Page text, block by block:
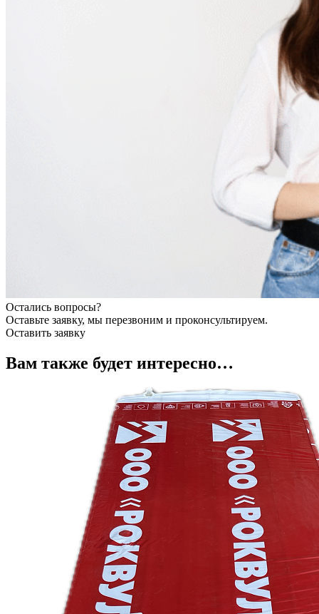
Остались вопросы?
Оставьте заявку, мы перезвоним и проконсультируем.
Оставить заявку
Вам также будет интересно…